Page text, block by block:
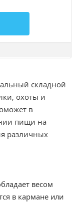
складной
охоты и
в
пищи на
различных
весом
в кармане или